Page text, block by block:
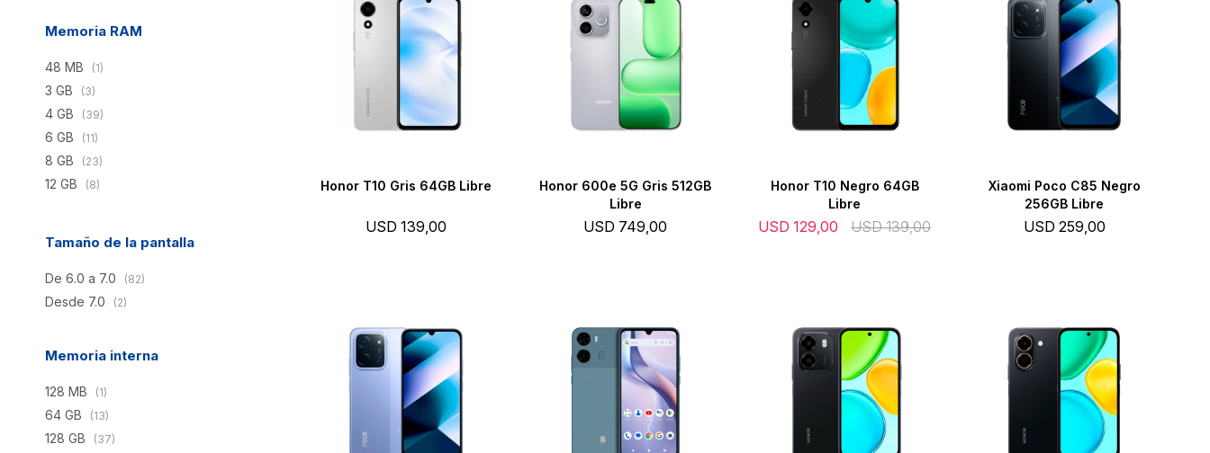
Honor T10 Gris 64GB Libre
USD 139,00
Honor 600e 5G Gris 512GB
Libre
USD 749,00
Honor T10 Negro 64GB
Libre
USD 129,00 USD 139,00
Xiaomi Poco C85 Negro
256GB Libre
USD 259,00
Memoria RAM
48 MB (1)
3 GB (3)
4 GB (39)
6 GB (11)
8 GB (23)
12 GB (8)
Tamaño de la pantalla
De 6.0 a 7.0 (82)
Desde 7.0 (2)
Memoria interna
128 MB (1)
64 GB (13)
128 GB (37)